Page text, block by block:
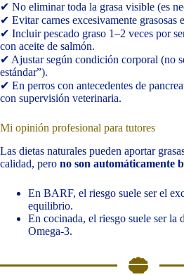
✔ No eliminar toda la grasa visible (es
✔ Evitar carnes excesivamente grasosas
✔ Incluir pescado graso 1–2 veces por
con aceite de salmón.
✔ Ajustar según condición corporal (no
estándar”).
✔ En perros con antecedentes de
con supervisión veterinaria.
Mi opinión profesional para tutores
Las dietas naturales pueden aportar
calidad, pero no son automáticamente
En BARF, el riesgo suele ser el
equilibrio.
En cocinada, el riesgo suele ser la
Omega-3.